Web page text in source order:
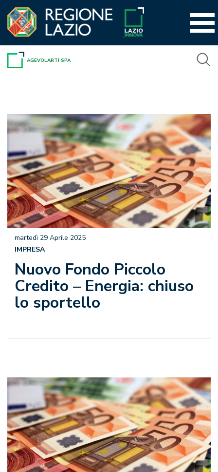
contenuto
AGEVOLARTI SPA
Nuovo Fondo Piccolo
Credito – Energia: chiuso
lo sportello
martedì 29 Aprile 2025
IMPRESA